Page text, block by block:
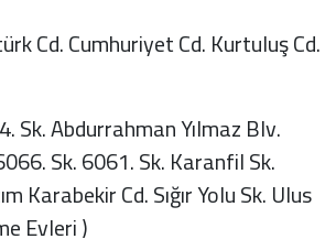
Cd. Cumhuriyet Cd. Kurtuluş Cd.
Sk. Abdurrahman Yılmaz Blv.
Sk. 6061. Sk. Karanfil Sk.
Karabekir Cd. Sığır Yolu Sk. Ulus
Evleri )